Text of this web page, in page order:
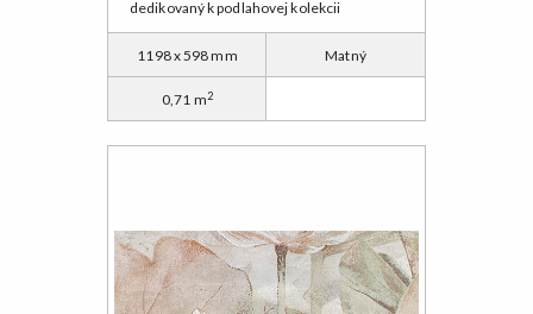
dedikovaný k podlahovej kolekcii
1198 x 598 mm Matný
0,71 m2